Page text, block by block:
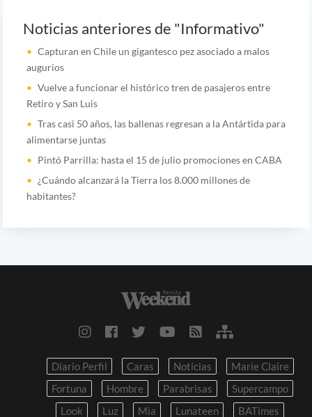
Noticias anteriores de "Informativo"
Capturan en Chile un gigantesco pez asociado a malos
augurios
Vuelve a funcionar el histórico tren de pasajeros entre
Retiro y San Luis
Tras casi 50 años, las ballenas regresan a la Antártida para
alimentarse juntas
Pintó Parrilla: hasta el 15 de julio promociones en CABA
¿Cuándo alcanzará la Tierra los 8.000 millones de
habitantes?
Diario Perfil Caras Noticias
Marie Claire
Fortuna
Hombre Parabrisas
Supercampo
Look
Luz Mia Lunateen BATimes